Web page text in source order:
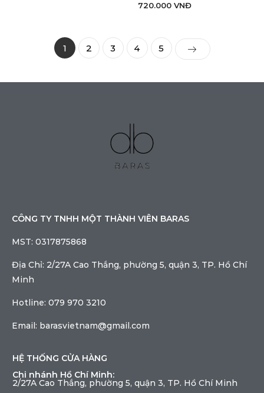
720.000 VNĐ
1 2 3 4 5
CÔNG TY TNHH MỘT THÀNH VIÊN BARAS
MST: 0317875868
Địa Chỉ: 2/27A Cao Thắng, phường 5, quận 3, TP. Hồ Chí
Minh
Hotline: 079 970 3210
Email: barasvietnam@gmail.com
HỆ THỐNG CỬA HÀNG
Chi nhánh Hồ Chí Minh:
2/27A Cao Thắng, phường 5, quận 3, TP. Hồ Chí Minh